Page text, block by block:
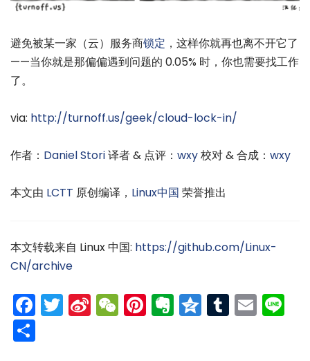
避免被某一家（云）服务商锁定 ，这样你就再也离不开它了
——当你就是那偏偏遇到问题的 0.05% 时，你也需要找工作
了。
via: http://turnoff.us/geek/cloud-lock-in/
作者： Daniel Stori译者 & 点评： wxy校对 & 合成： wxy
本文由 LCTT 原创编译， Linux中国 荣誉推出
本文转载来自 Linux 中国: https://github.com/Linux-
CN/archive
Facebook
Twitter
SinaWeChat
Pinterest
Evernote
Qzone
Tumblr